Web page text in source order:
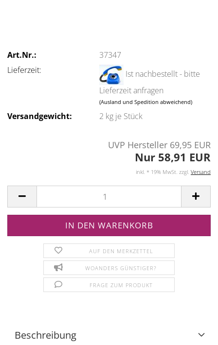
Art.Nr.:
37347
Lieferzeit:
Ist nachbestellt - bitte
Lieferzeit anfragen
(Ausland und Spedition abweichend)
Versandgewicht: 2 kg je Stück
UVP Hersteller 69,95 EUR
Nur 58,91 EUR
inkl. * 19% MwSt. zzgl. Versand
AUF DEN MERKZETTEL
WOANDERS GÜNSTIGER?
FRAGE ZUM PRODUKT
Beschreibung